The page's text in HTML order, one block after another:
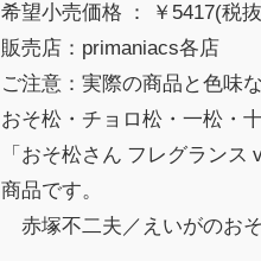
希望小売価格 ： ￥5417(税
販売店：primaniacs各店
ご注意：実際の商品と色味
おそ松・チョロ松・一松・
「おそ松さん フレグラン
商品です。
©赤塚不二夫／えいがのお